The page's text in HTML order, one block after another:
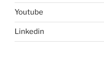
Youtube
Linkedin